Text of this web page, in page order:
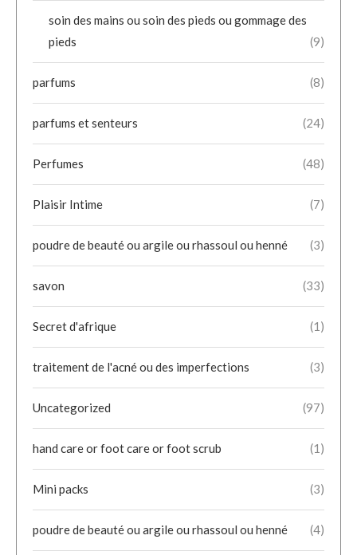
soin des mains ou soin des pieds ou gommage des
pieds
(9)
parfums (8)
parfums et senteurs (24)
Perfumes (48)
Plaisir Intime (7)
poudre de beauté ou argile ou rhassoul ou henné (3)
savon (33)
Secret d'afrique (1)
traitement de l'acné ou des imperfections (3)
Uncategorized (97)
hand care or foot care or foot scrub (1)
Mini packs (3)
poudre de beauté ou argile ou rhassoul ou henné (4)